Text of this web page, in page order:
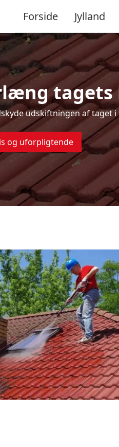
Forside Jylland
udskiftningen af taget
og uforpligtende